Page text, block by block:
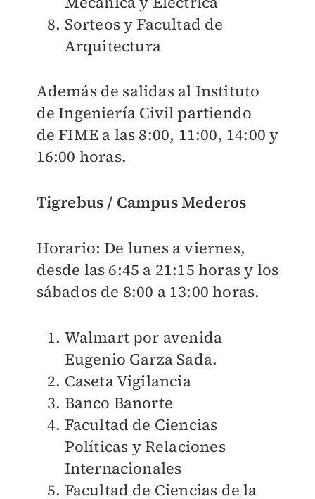
Sorteos y Facultad de
Arquitectura
Además de salidas al Instituto
de Ingeniería Civil partiendo
deFIME a las 8:00, 11:00, 14:00 y
16:00 horas.
Tigrebus / Campus Mederos
Horario: De lunes a viernes,
desde las 6:45 a 21:15 horas y los
sábados de 8:00 a 13:00 horas.
Walmart por avenida
Eugenio Garza Sada.
Caseta Vigilancia
Banco Banorte
Facultad de Ciencias
Políticas y Relaciones
Internacionales
Facultad de Ciencias de la